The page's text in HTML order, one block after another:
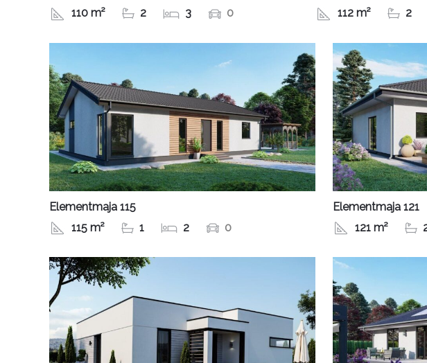
110 m²
2 3 0
112 m²
Elementmaja 115
115 m²
1 2 0
Elementmaja 121
121 m²